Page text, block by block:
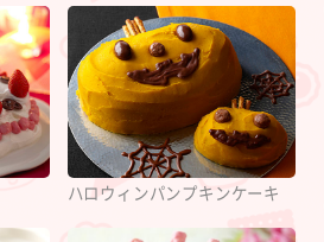
ハロウィンパンプキンケーキ